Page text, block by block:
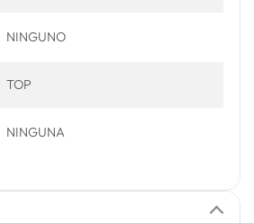
NINGUNO
TOP
NINGUNA